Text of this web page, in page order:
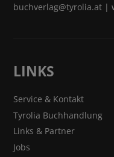
buchverlag@tyrolia.at |
LINKS
Service & Kontakt
Tyrolia Buchhandlung
Links & Partner
Jobs